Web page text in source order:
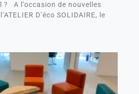
? A l’occasion de nouvelles
D’éco SOLIDAIRE, le